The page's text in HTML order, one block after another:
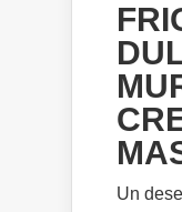
Un